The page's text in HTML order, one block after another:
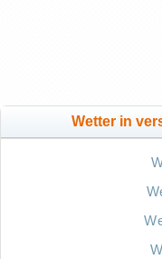
Wetter in